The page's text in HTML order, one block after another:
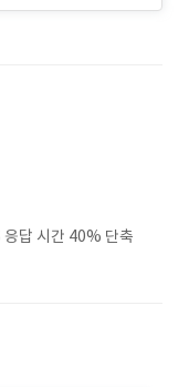
응답 시간 40% 단축